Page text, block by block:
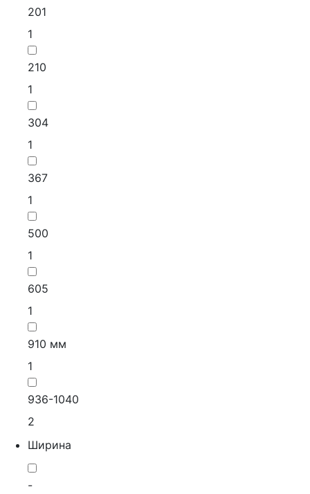
201
1
210
1
304
1
367
1
500
1
605
1
910 мм
1
936-1040
2
Ширина
-